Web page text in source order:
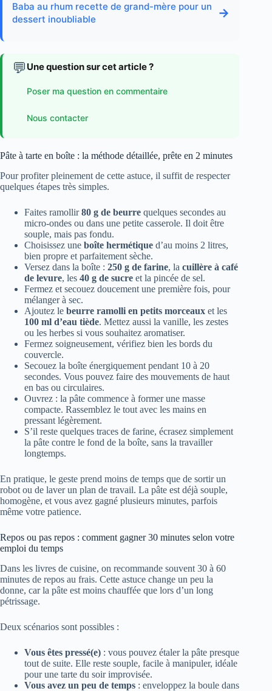
Baba au rhum recette de grand-mère pour un
dessert inoubliable
→
💬 Une question sur cet article ?
Poser ma question en commentaire
Nous contacter
Pâte à tarte en boîte : la méthode détaillée, prête en 2 minutes
Pour profiter pleinement de cette astuce, il suffit de respecter
quelques étapes très simples.
Faites ramollir80 g de beurre quelques secondes au
micro-ondes ou dans une petite casserole. Il doit être
souple, mais pas fondu.
Choisissez une boîte hermétique d’au moins 2 litres,
bien propre et parfaitement sèche.
Versez dans la boîte : 250 g de farine, la cuillère à café
de levure, les 40 g de sucre et la pincée de sel.
Fermez et secouez doucement une première fois, pour
mélanger à sec.
Ajoutez le beurre ramolli en petits morceaux et les
100 ml d’eau tiède. Mettez aussi la vanille, les zestes
ou les herbes si vous souhaitez aromatiser.
Fermez soigneusement, vérifiez bien les bords du
couvercle.
Secouez la boîte énergiquement pendant 10 à 20
secondes. Vous pouvez faire des mouvements de haut
en bas ou circulaires.
Ouvrez : la pâte commence à former une masse
compacte. Rassemblez le tout avec les mains en
pressant légèrement.
S’il reste quelques traces de farine, écrasez simplement
la pâte contre le fond de la boîte, sans la travailler
longtemps.
En pratique, le geste prend moins de temps que de sortir un
robot ou de laver un plan de travail. La pâte est déjà souple,
homogène, et vous avez gagné plusieurs minutes, parfois
même votre patience.
Repos ou pas repos : comment gagner 30 minutes selon votre
emploi du temps
Dans les livres de cuisine, on recommande souvent 30 à 60
minutes de repos au frais. Cette astuce change un peu la
donne, car la pâte est moins chauffée que lors d’un long
pétrissage.
Deux scénarios sont possibles :
Vous êtes pressé(e) : vous pouvez étaler la pâte presque
tout de suite. Elle reste souple, facile à manipuler, idéale
pour une tarte du soir improvisée.
Vous avez un peu de temps : enveloppez la boule dans